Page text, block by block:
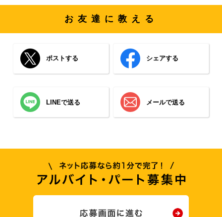
お友達に教える
ポストする シェアする
LINEで送る メールで送る